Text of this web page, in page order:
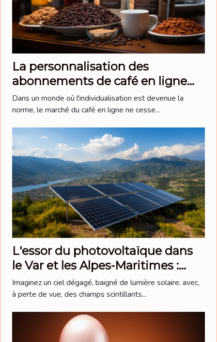
La personnalisation des
abonnements de café en ligne
pour satisfaire les
consommateurs
Dans un monde où l'individualisation est devenue la
norme, le marché du café en ligne ne cesse...
L'essor du photovoltaïque dans
le Var et les Alpes-Maritimes :
enjeux et perspectives
Imaginez un ciel dégagé, baigné de lumière solaire, avec,
à perte de vue, des champs scintillants...